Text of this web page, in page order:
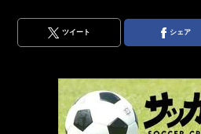
ツイート シェア